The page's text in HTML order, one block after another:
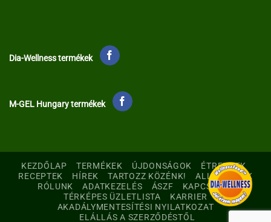
Dia-Wellness termékek
M-GEL Hungary termékek
KEZDŐLAP TERMÉKEK ÚJDONSÁGOK
ÉTRENDEK
RECEPTEK
HÍREK TARTOZZ KÖZÉNK!
ALLERGÉNEK
RÓLUNK
ADATKEZELÉS ÁSZF
KAPCSOLAT
TÉRKÉPES ÜZLETLISTA
KARRIER
AKADÁLYMENTESÍTÉSI NYILATKOZAT
ELÁLLÁS A SZERZŐDÉSTŐL